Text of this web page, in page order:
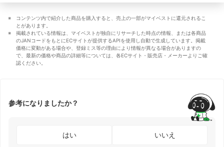
コンテンツ内で紹介した商品を購入すると、売上の一部がマイベストに還元されるこ
とがあります。
掲載されている情報は、マイベストが独自にリサーチした時点の情報、または各商品
のJANコードをもとにECサイトが提供するAPIを使用し自動で生成しています。掲載
価格に変動がある場合や、登録ミス等の理由により情報が異なる場合がありますの
で、最新の価格や商品の詳細等については、各ECサイト・販売店・メーカーよりご確
認ください。
参考になりましたか？
はい いいえ